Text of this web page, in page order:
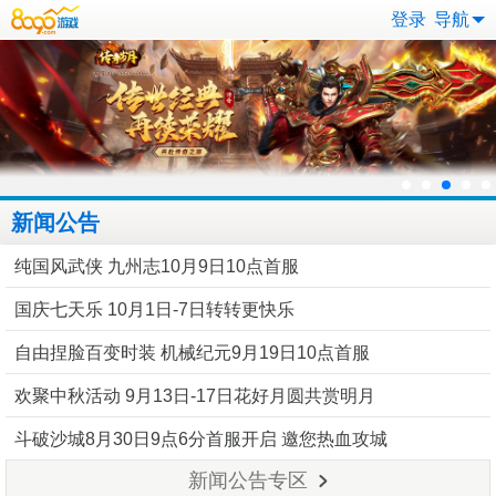
登录 导航
新闻公告
纯国风武侠 九州志10月9日10点首服
国庆七天乐 10月1日-7日转转更快乐
自由捏脸百变时装 机械纪元9月19日10点首服
欢聚中秋活动 9月13日-17日花好月圆共赏明月
斗破沙城8月30日9点6分首服开启 邀您热血攻城
新闻公告专区